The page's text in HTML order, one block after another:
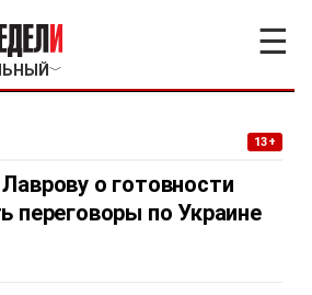
﹀
☰
13+
о готовности
переговоры по Украине